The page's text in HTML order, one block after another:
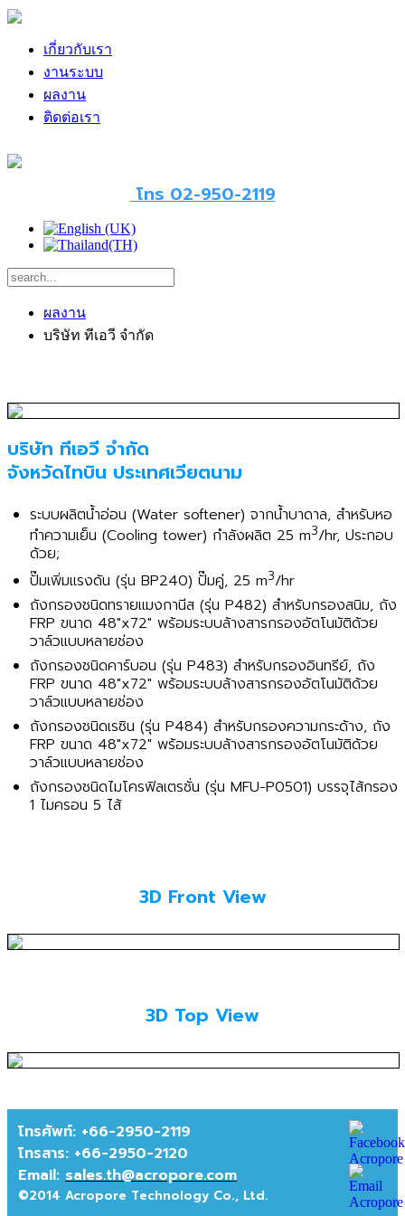
เกี่ยวกับเรา
งานระบบ
ผลงาน
ติดต่อเรา
โทร 02-950-2119
ผลงาน
บริษัท ทีเอวี จำกัด
บริษัท ทีเอวี จำกัด
จังหวัดไทบิน ประเทศเวียตนาม
ระบบผลิตน้ำอ่อน (Water softener) จากน้ำบาดาล, สำหรับหอ
ทำความเย็น (Cooling tower) กำลังผลิต 25 m3/hr, ประกอบ
ด้วย;
ปั๊มเพิ่มแรงดัน (รุ่น BP240) ปั๊มคู่, 25 m3/hr
ถังกรองชนิดทรายแมงกานีส (รุ่น P482) สำหรับกรองสนิม, ถัง
FRP ขนาด 48"x72" พร้อมระบบล้างสารกรองอัตโนมัติด้วย
วาล์วแบบหลายช่อง
ถังกรองชนิดคาร์บอน (รุ่น P483) สำหรับกรองอินทรีย์, ถัง
FRP ขนาด 48"x72" พร้อมระบบล้างสารกรองอัตโนมัติด้วย
วาล์วแบบหลายช่อง
ถังกรองชนิดเรซิน (รุ่น P484) สำหรับกรองความกระด้าง, ถัง
FRP ขนาด 48"x72" พร้อมระบบล้างสารกรองอัตโนมัติด้วย
วาล์วแบบหลายช่อง
ถังกรองชนิดไมโครฟิลเตรชั่น (รุ่น MFU-P0501) บรรจุไส้กรอง
1 ไมครอน 5 ไส้
3D Front View
3D Top View
โทรศัพท์: +66-2950-2119
โทรสาร: +66-2950-2120
Email: sales.th@acropore.com
©2014 Acropore Technology Co., Ltd.